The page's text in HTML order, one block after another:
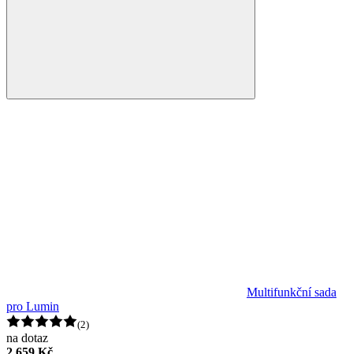
Multifunkční sada
pro Lumin
(2)
na dotaz